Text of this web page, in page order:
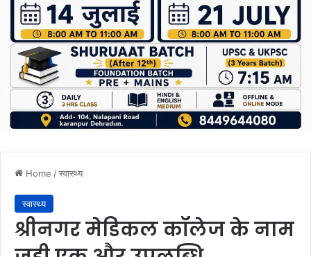
Home /स्वास्थ्य
स्वास्थ्य
श्रीनगर मेडिकल कॉलेज के नाम